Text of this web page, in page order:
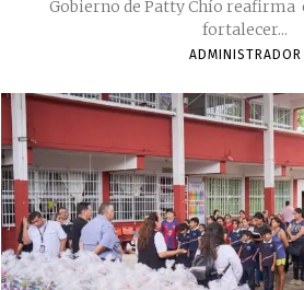
Gobierno de Patty Chío
fortalecer...
ADMINISTRADOR